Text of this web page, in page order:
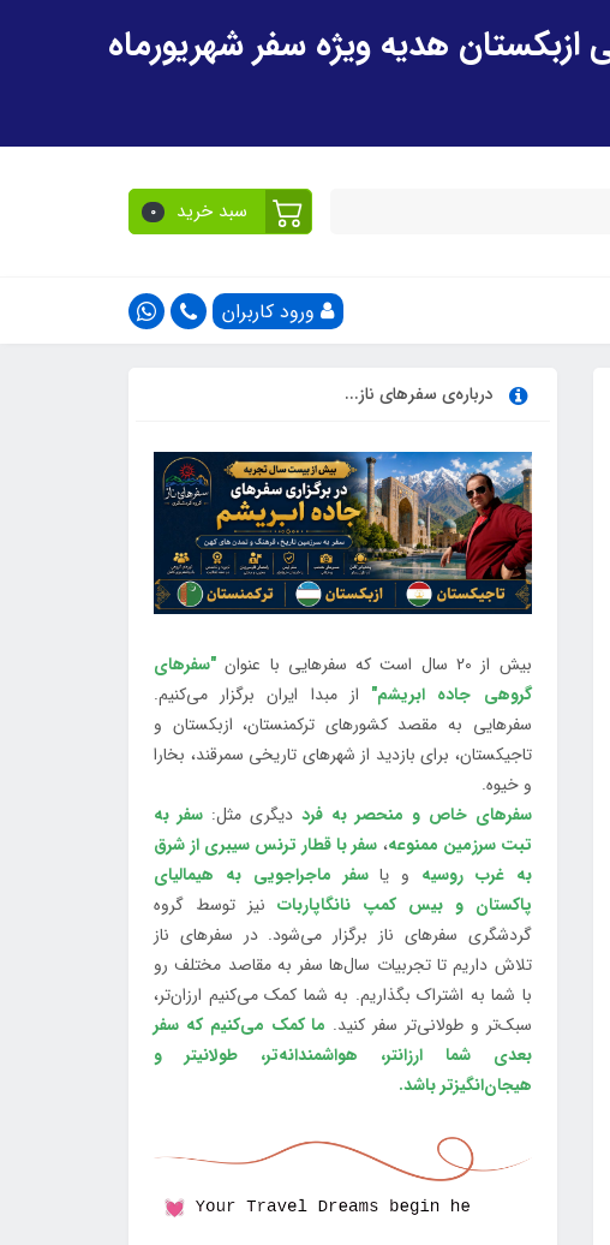
سبد خرید 0
ورود کاربران
درباره‌ی سفرهای ناز...
بیش از 20 سال است که سفرهایی با عنوان
"سفرهای
گروهی جاده ابریشم" از مبدا ایران برگزار می‌کنیم.
سفرهایی به مقصد کشورهای ترکمنستان، ازبکستان و
تاجیکستان، برای بازدید از شهرهای تاریخی سمرقند، بخارا
و خیوه.
سفرهای خاص و منحصر به فرددیگری مثل:سفر به
تبت سرزمین ممنوعه، سفر با قطار ترنس سیبری از شرق
به غرب روسیه و یاسفر ماجراجویی به هیمالیای
پاکستان و بیس کمپ نانگاپاربات نیز توسط گروه
گردشگری سفرهای ناز برگزار می‌شود. در سفرهای ناز
تلاش داریم تا تجربیات سال‌ها سفر به مقاصد مختلف رو
با شما به اشتراک بگذاریم. به شما کمک می‌کنیم ارزان‌تر،
سبک‌تر و طولانی‌تر سفر کنید. ما کمک می‌کنیم که سفر
بعدی شما ارزانتر، هواشمندانه‌تر، طولانی‎تر و
هیجان‌انگیزتر باشد.